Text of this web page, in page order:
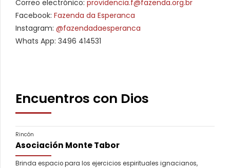
Correo electrónico: providencia.f@fazenda.org.br
Facebook: Fazenda da Esperanca
Instagram: @fazendadaesperanca
Whats App: 3496 414531
Encuentros con Dios
Rincón
Asociación Monte Tabor
Brinda espacio para los ejercicios espirituales ignacianos,